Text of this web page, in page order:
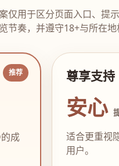
仅用于区分页面入口、提
节奏，并遵守18+与所在地
成
尊享支持
安心
适合更重视
用户。